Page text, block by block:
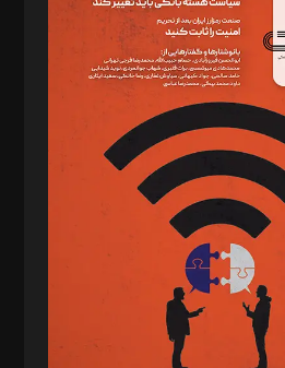
ایپکچی
یسنا امان‌پور، سروش کرمیان،
زهرا فکرانه، فائزه فتحی
مانی لطفی زاده
ثابت